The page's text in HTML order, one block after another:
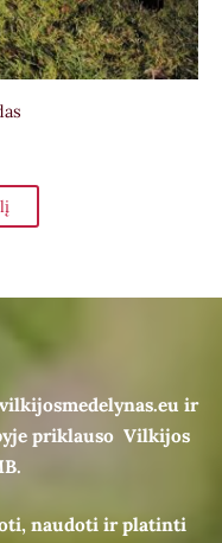
ir
priklauso Vilkijos
naudoti ir platinti